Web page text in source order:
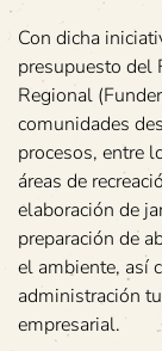
Con dicha
presupuesto del
Regional
comunidades
procesos, entre
áreas de
elaboración de
preparación de
el ambiente, así
administración
empresarial.